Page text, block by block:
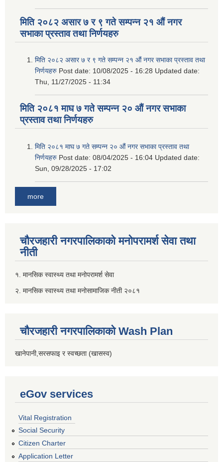
मिति २०८२ असार ७ र ९ गते सम्पन्न २१ औं नगर
सभाका प्रस्ताव तथा निर्णयहरु
मिति २०८२ असार ७ र ९ गते सम्पन्न २१ औं नगर सभाका प्रस्ताव तथा
निर्णयहरु Post date: 10/08/2025 - 16:28 Updated date:
Thu, 11/27/2025 - 11:34
मिति २०८१ माघ ७ गते सम्पन्न २० औं नगर सभाका
प्रस्ताव तथा निर्णयहरु
मिति २०८१ माघ ७ गते सम्पन्न २० औं नगर सभाका प्रस्ताव तथा
निर्णयहरु Post date: 08/04/2025 - 16:04 Updated date:
Sun, 09/28/2025 - 17:02
more
चौरजहारी नगरपालिकाको मनोपरामर्श सेवा तथा
नीती
१. मानसिक स्वास्थ्य तथा मनोपरामर्श सेवा
२. मानसिक स्वास्थ्य तथा मनोसामाजिक नीती २०८१
चौरजहारी नगरपालिकाको Wash Plan
खानेपानी,सरसफाइ र स्वच्छता (खासस्व)
eGov services
Vital Registration
Social Security
Citizen Charter
Application Letter